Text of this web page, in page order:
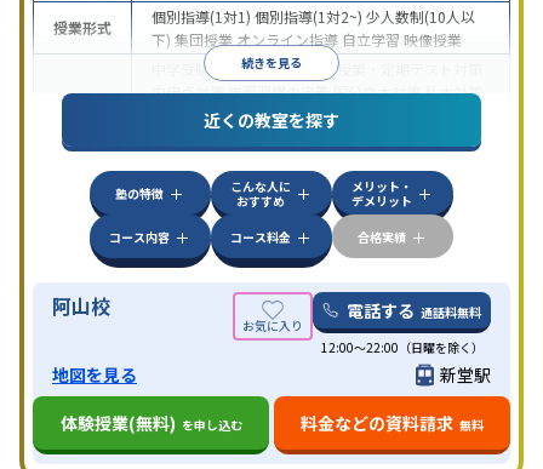
続きを見る
授業形式
個別指導(1対1) 個別指導(1対2~) 少人数制(10人以
下) 集団授業オンライン指導 自立学習 映像授業
中学受験 高校受験大学受験
授業・定期テスト対策
内申点対策学習習慣の定着国公立大対策私大対策
共通テスト対策英検(英語検定)対策
特徴
中高一貫校生に対応授業の振替可能不登校生に対
応 学習にPC・タブレットを利用 オンライン対応
科目から受講可能 季節講習のみの受講可自習室あ
り
近くの教室を探す
塾の特徴
こんな人に
おすすめ
メリット・
デメリット
コース内容
コース料金 合格実績
阿山校 電話する 通話料無料
12:00～22:00（日曜を除く）
地図を見る
新堂駅
体験授業(無料) を申し込む 料金などの資料請求 無料